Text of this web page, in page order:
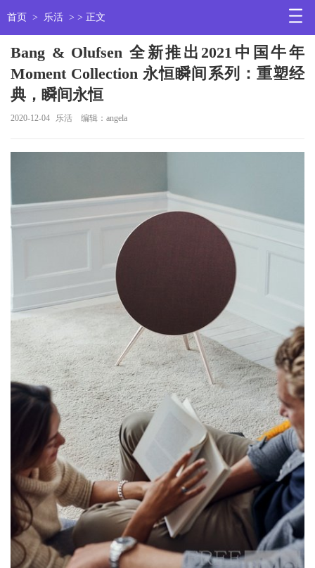
首页 > 乐活 > > 正文
Bang & Olufsen 全新推出2021中国牛年
Moment Collection 永恒瞬间系列：重塑经
典，瞬间永恒
2020-12-04 乐活 编辑：angela